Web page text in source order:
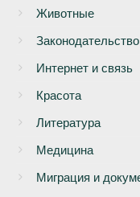
Животные
Законодательство
Интернет и связь
Красота
Литература
Медицина
Миграция и